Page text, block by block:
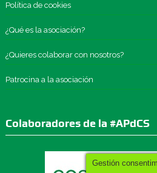
Política de cookies
¿Qué es la asociación?
¿Quieres colaborar con nosotros?
Patrocina a la asociación
Colaboradores de la #APdCS
Gestión